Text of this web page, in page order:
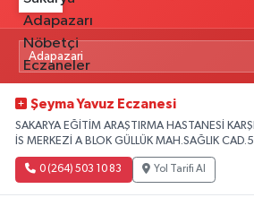
Şeyma Yavuz Eczanesi
SAKARYA EĞİTİM ARAŞTIRMA HASTANESİ
İS MERKEZİ A BLOK GÜLLÜK MAH.SAĞLIK
0 (264) 503 10 83 Yol Tarifi Al